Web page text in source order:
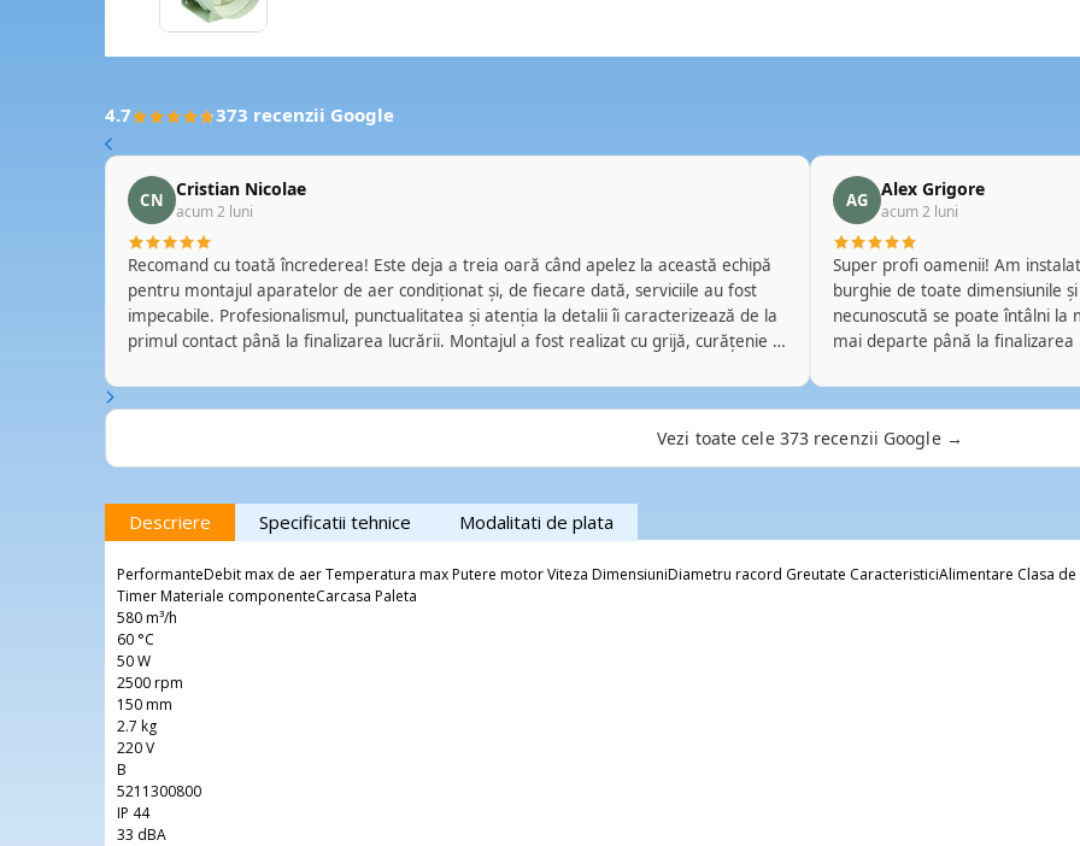
4.7 373 recenzii Google
CN Cristian Nicolae
acum 2 luni
Recomand cu toată încrederea! Este deja a treia oară când apelez la această echipă
pentru montajul aparatelor de aer condiționat și, de fiecare dată, serviciile au fost
impecabile. Profesionalismul, punctualitatea și atenția la detalii îi caracterizează de la
primul contact până la finalizarea lucrării. Montajul a fost realizat cu grijă, curățenie și
fiecărei situații. Se vede experiența și seriozitatea cu care își desfășoară activitatea.
Este reconfortant să găsești profesioniști pe care te poți baza de fiecare dată și pe
care îi poți recomanda fără rezerve. Cu siguranță voi apela din nou la serviciile lor și
în viitor. Mulțumesc pentru colaborarea excelentă și pentru standardele ridicate de
AG Alex Grigore
acum 2 luni
Super profi oamenii! Am
burghie de toate dimensiunile
necunoscută se poate întâlni
mai departe până la
mi-am pus cu ei două Daikin
Merge brici. Ălălalt e de câteva
obligație sau benficiu să fac
Vezi toate cele 373 recenzii Google →
Descriere Specificatii tehnice Modalitati de plata
PerformanteDebit max de aer Temperatura max Putere motor Viteza DimensiuniDiametru racord Greutate CaracteristiciAlimentare Clasa
Timer Materiale componenteCarcasa Paleta
580 m³/h
60 °C
50 W
2500 rpm
150 mm
2.7 kg
220 V
B
5211300800
IP 44
33 dBA